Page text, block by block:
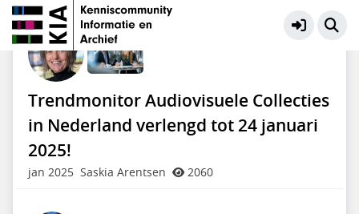
KIA Community Meer
Trendmonitor Audiovisuele Collecties
in Nederland verlengd tot 24 januari
2025!
jan 2025 Saskia Arentsen 2060